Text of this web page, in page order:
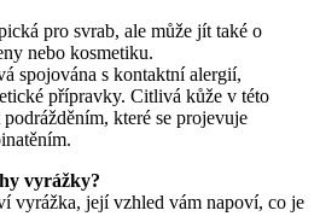
pro svrab, ale může jít také o
nebo kosmetiku.
spojována s kontaktní alergií,
přípravky. Citlivá kůže v této
které se projevuje
vyrážky?
vyrážka, její vzhled vám napoví, co je